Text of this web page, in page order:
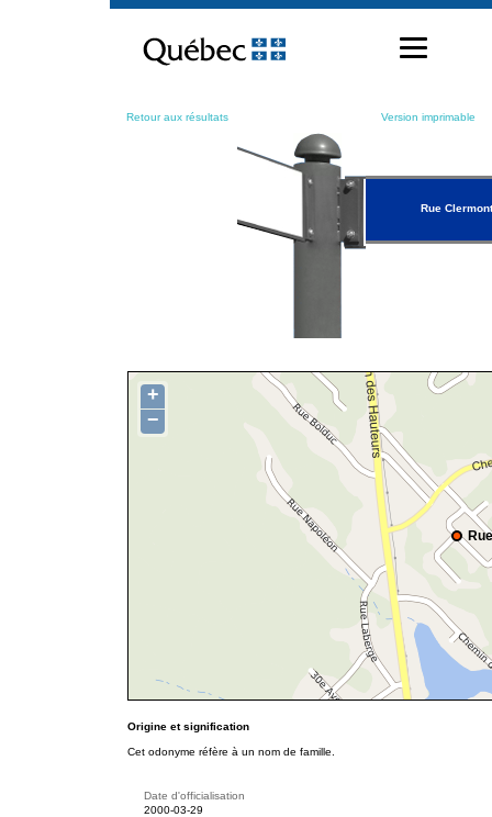
contenu
Retour aux résultats Version imprimable
Rue Clermont
+
−
Origine et signification
Cet odonyme réfère à un nom de famille.
Date d'officialisation
2000-03-29